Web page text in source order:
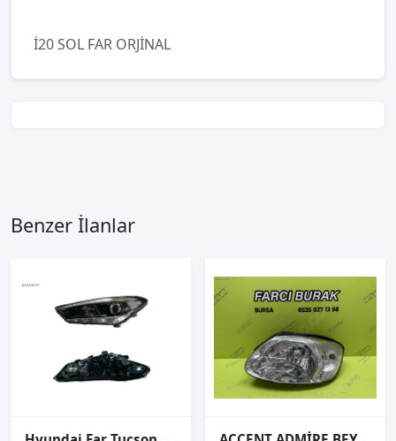
İ20 SOL FAR ORJİNAL
Benzer İlanlar